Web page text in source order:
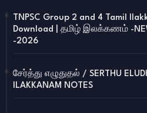
TNPSC Group 2 and 4 Tamil
Download | தமிழ் இலக்கணம் -NEW
-2026
சேர்த்து எழுதுதல் / SERTHU
ILAKKANAM NOTES